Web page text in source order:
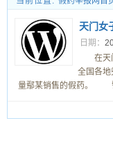
天门女
日期：
在天门
全国各
量鄢某销售的假药。 警